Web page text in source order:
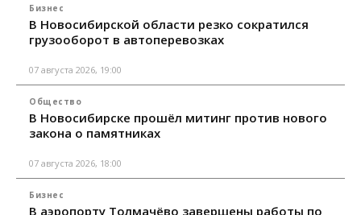
Бизнес
В Новосибирской области резко сократился
грузооборот в автоперевозках
07 августа 2026, 19:00
Общество
В Новосибирске прошёл митинг против нового
закона о памятниках
07 августа 2026, 18:00
Бизнес
В аэропорту Толмачёво завершены работы по